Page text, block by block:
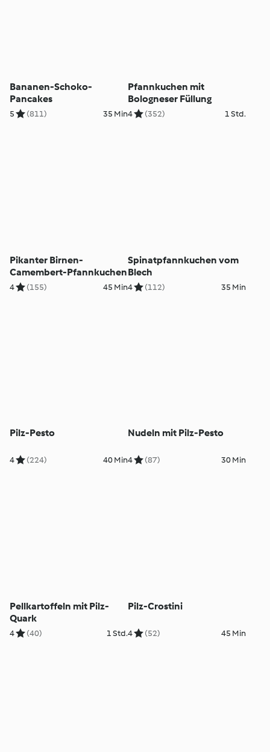
Bananen-Schoko-
Pancakes
5 (811) 35 Min
Pfannkuchen mit
Bologneser Füllung
4 (352) 1 Std.
Pikanter Birnen-
Camembert-Pfannkuchen
4 (155) 45 Min
Spinatpfannkuchen vom
Blech
4 (112) 35 Min
Pilz-Pesto
4 (224) 40 Min
Nudeln mit Pilz-Pesto
4 (87) 30 Min
Pellkartoffeln mit Pilz-
Quark
4 (40) 1 Std.
Pilz-Crostini
4 (52) 45 Min